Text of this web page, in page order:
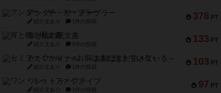
378 PT
アンダー・ザ・テーブラー
紹介文あり 1件の投稿
133 PT
宵と暁の呪文書
紹介文あり 8件の投稿
103 PT
セミファイナル ～お前はまだ生きている～
紹介文あり 1件の投稿
97 PT
ワン・トゥ・ファイブ
紹介文あり 1件の投稿